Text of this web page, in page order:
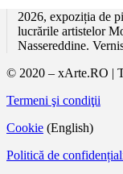
2026, expoziția de
lucrările artistelor
Nassereddine.
© 2020 – xArte.RO |
Termeni şi condiţii
Cookie (English)
Politică de